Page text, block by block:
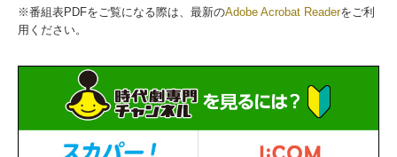
※番組表PDFをご覧になる際は、最新のAdobe Acrobat Readerをご利
用ください。